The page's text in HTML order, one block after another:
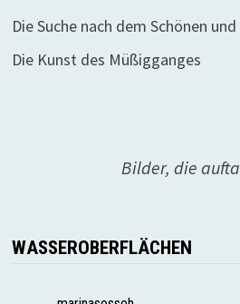
Die Suche nach dem Schönen
Die Kunst des Müßigganges
Bilder, die
WASSEROBERFLÄCHEN